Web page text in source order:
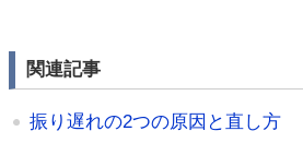
関連記事
振り遅れの2つの原因と直し方